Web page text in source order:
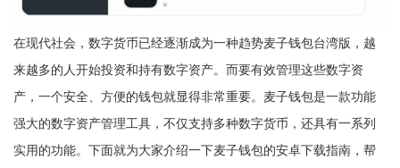
在现代社会，数字货币已经逐渐成为一种趋势麦子钱包台湾版，越
来越多的人开始投资和持有数字资产。而要有效管理这些数字资
产，一个安全、方便的钱包就显得非常重要。麦子钱包是一款功能
强大的数字资产管理工具，不仅支持多种数字货币，还具有一系列
实用的功能。下面就为大家介绍一下麦子钱包的安卓下载指南，帮